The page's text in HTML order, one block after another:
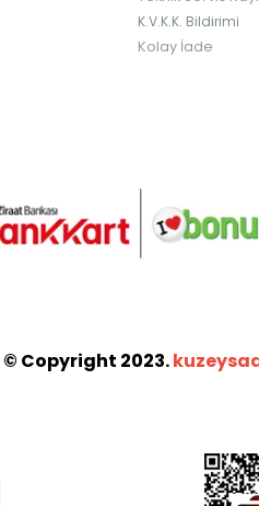
K.V.K.K. Bildirimi
Kolay İade
© Copyright 2023.